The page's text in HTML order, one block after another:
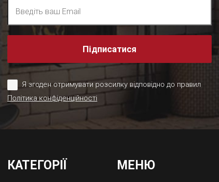
Підписатися
Я згоден отримувати розсилку відповідно до правил
Політика конфіденційності
КАТЕГОРІЇ МЕНЮ